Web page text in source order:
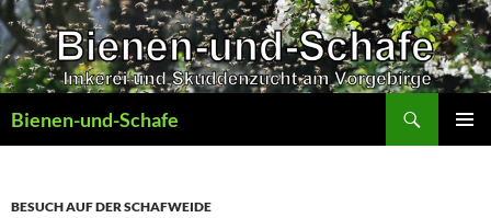
Zum
Inhalt
springen
Bienen-und-Schafe
BESUCH AUF DER SCHAFWEIDE